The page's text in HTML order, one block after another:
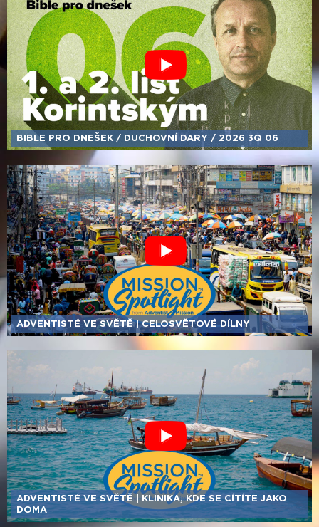
BIBLE PRO DNEŠEK /​ DUCHOVNÍ DARY /​ 2026 3Q 06
ADVENTISTÉ VE SVĚTĚ | CELOSVĚTOVÉ DÍLNY
ADVENTISTÉ VE SVĚTĚ | KLINIKA, KDE SE CÍTÍTE JAKO
DOMA